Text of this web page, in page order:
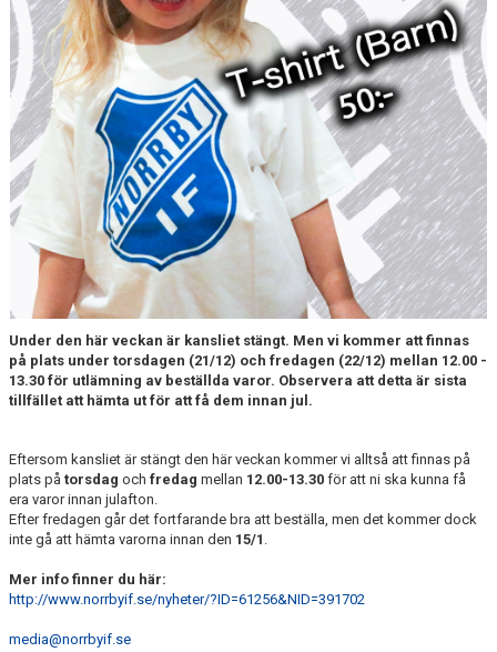
MATCHER
NÄRA NORRBY
VÄRDEGRUND
Under den här veckan är kansliet stängt. Men vi kommer att finnas
på plats under torsdagen (21/12) och fredagen (22/12) mellan 12.00 -
13.30 för utlämning av beställda varor. Observera att detta är sista
tillfället att hämta ut för att få dem innan jul.
Eftersom kansliet är stängt den här veckan kommer vi alltså att finnas på
plats på torsdag och fredag mellan 12.00-13.30 för att ni ska kunna få
era varor innan julafton.
Efter fredagen går det fortfarande bra att beställa, men det kommer dock
inte gå att hämta varorna innan den 15/1 .
Mer info finner du här:
http://www.norrbyif.se/nyheter/?ID=61256&NID=391702
media@norrbyif.se